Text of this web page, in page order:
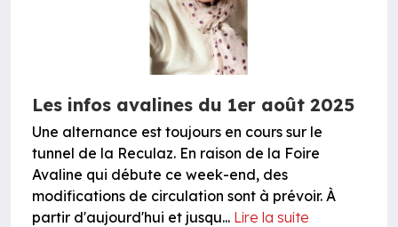
Les infos avalines du 1er août 2025
Une alternance est toujours en cours sur le
tunnel de la Reculaz. En raison de la Foire
Avaline qui débute ce week-end, des
modifications de circulation sont à prévoir. À
partir d'aujourd'hui et jusqu... Lire la suite